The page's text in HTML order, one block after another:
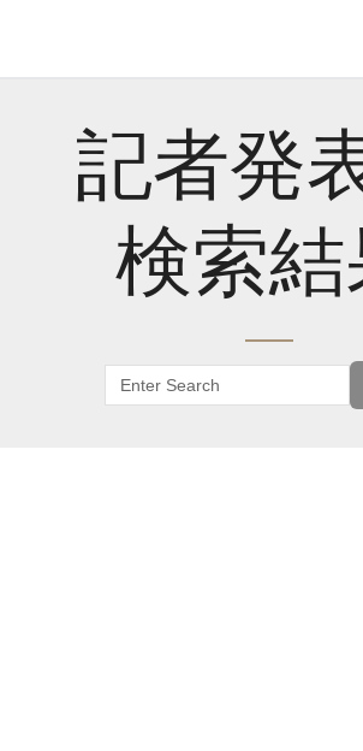
記者発
検索結